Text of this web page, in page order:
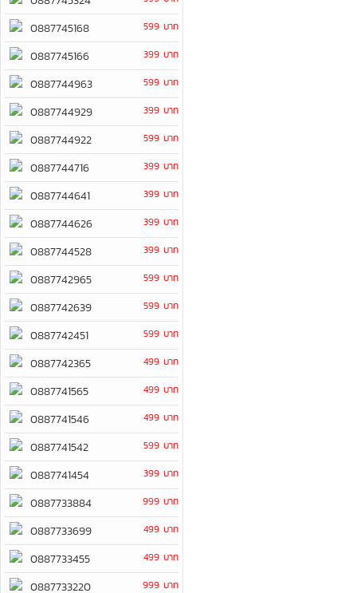
0887745168 599 บาท
0887745166 399 บาท
0887744963 599 บาท
0887744929 399 บาท
0887744922 599 บาท
0887744716 399 บาท
0887744641 399 บาท
0887744626 399 บาท
0887744528 399 บาท
0887742965 599 บาท
0887742639 599 บาท
0887742451 599 บาท
0887742365 499 บาท
0887741565 499 บาท
0887741546 499 บาท
0887741542 599 บาท
0887741454 399 บาท
0887733884 999 บาท
0887733699 499 บาท
0887733455 499 บาท
0887733220 999 บาท